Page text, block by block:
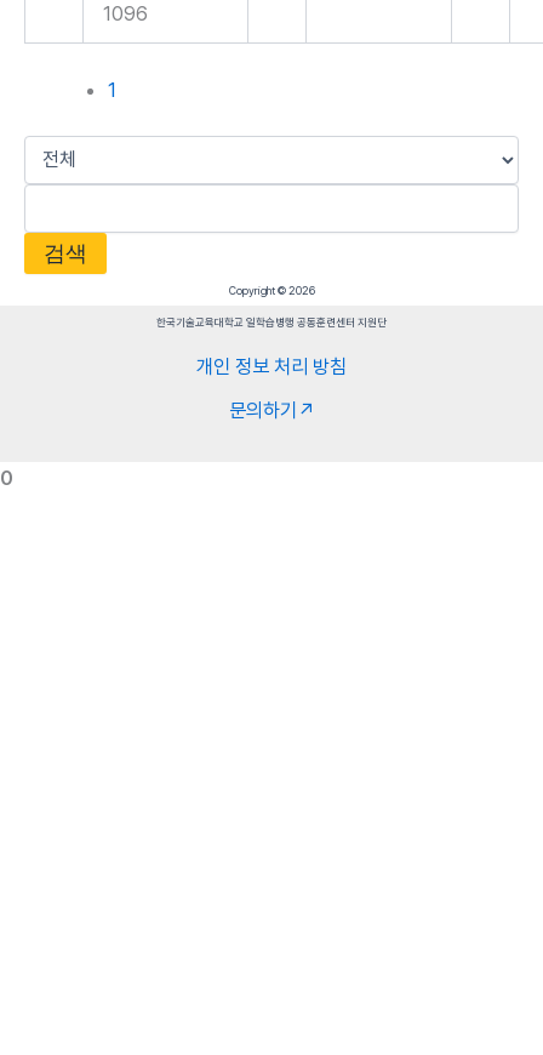
1096
1
검색
Copyright © 2026
한국기술교육대학교 일학습병행 공동훈련센터 지원단
개인 정보 처리 방침
문의하기↗
0